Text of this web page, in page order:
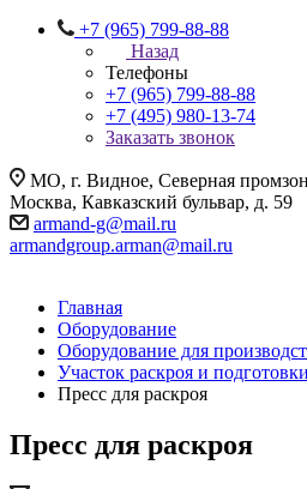
+7 (965) 799-88-88
Назад
Телефоны
+7 (965) 799-88-88
+7 (495) 980-13-74
Заказать звонок
МО, г. Видное, Северная
Москва, Кавказский бульвар, д. 59
armand-g@mail.ru
armandgroup.arman@mail.ru
Главная
Оборудование
Оборудование для
Участок раскроя и
Пресс для раскроя
Пресс для раскроя